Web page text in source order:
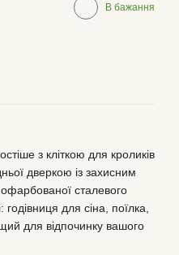
В бажання
з кліткою для кроликів
дверкою із захисним
сталевого
для сіна, поїлка,
для відпочинку вашого